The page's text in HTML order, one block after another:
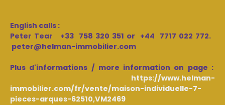
English calls :
Peter Tear +33 758 320 351 or +44 7717 022 772.
peter@helman-immobilier.com
Plus d'informations / more information on page :
https://www.helman-
immobilier.com/fr/vente/maison-individuelle-7-
pieces-arques-62510,VM2469